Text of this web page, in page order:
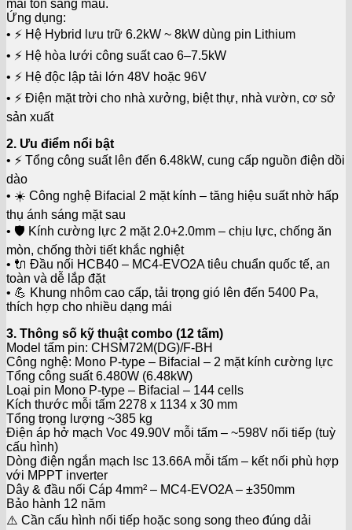
mái tôn sáng màu.
Ứng dụng:
• ⚡ Hệ Hybrid lưu trữ 6.2kW ~ 8kW dùng pin Lithium
• ⚡ Hệ hòa lưới công suất cao 6–7.5kW
• ⚡ Hệ độc lập tải lớn 48V hoặc 96V
• ⚡ Điện mặt trời cho nhà xưởng, biệt thự, nhà vườn, cơ sở
sản xuất
2. Ưu điểm nổi bật
• ⚡ Tổng công suất lên đến 6.48kW, cung cấp nguồn điện dồi
dào
• ☀️ Công nghệ Bifacial 2 mặt kính – tăng hiệu suất nhờ hấp
thụ ánh sáng mặt sau
• 🛡️ Kính cường lực 2 mặt 2.0+2.0mm – chịu lực, chống ăn
mòn, chống thời tiết khắc nghiệt
• 🔌 Đầu nối HCB40 – MC4-EVO2A tiêu chuẩn quốc tế, an
toàn và dễ lắp đặt
• 💪 Khung nhôm cao cấp, tải trọng gió lên đến 5400 Pa,
thích hợp cho nhiều dạng mái
3. Thông số kỹ thuật combo (12 tấm)
Model tấm pin: CHSM72M(DG)/F-BH
Công nghệ: Mono P-type – Bifacial – 2 mặt kính cường lực
Tổng công suất 6.480W (6.48kW)
Loại pin Mono P-type – Bifacial – 144 cells
Kích thước mỗi tấm 2278 x 1134 x 30 mm
Tổng trọng lượng ~385 kg
Điện áp hở mạch Voc 49.90V mỗi tấm – ~598V nối tiếp (tuỳ
cấu hình)
Dòng điện ngắn mạch Isc 13.66A mỗi tấm – kết nối phù hợp
với MPPT inverter
Dây & đầu nối Cáp 4mm² – MC4-EVO2A – ±350mm
Bảo hành 12 năm
⚠️ Cần cấu hình nối tiếp hoặc song song theo đúng dải